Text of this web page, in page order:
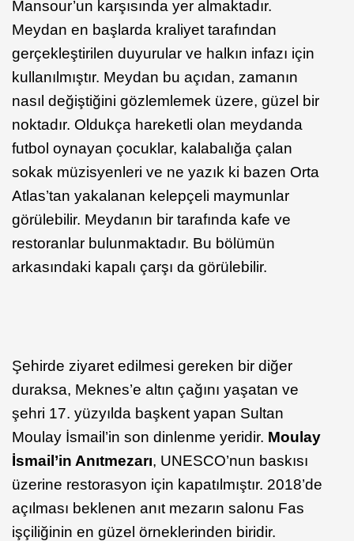
Mansour’un karşısında yer almaktadır.
Meydan en başlarda kraliyet tarafından
gerçekleştirilen duyurular ve halkın infazı için
kullanılmıştır. Meydan bu açıdan, zamanın
nasıl değiştiğini gözlemlemek üzere, güzel bir
noktadır. Oldukça hareketli olan meydanda
futbol oynayan çocuklar, kalabalığa çalan
sokak müzisyenleri ve ne yazık ki bazen Orta
Atlas’tan yakalanan kelepçeli maymunlar
görülebilir. Meydanın bir tarafında kafe ve
restoranlar bulunmaktadır. Bu bölümün
arkasındaki kapalı çarşı da görülebilir.
Şehirde ziyaret edilmesi gereken bir diğer
duraksa, Meknes’e altın çağını yaşatan ve
şehri 17. yüzyılda başkent yapan Sultan
Moulay İsmail’in son dinlenme yeridir. Moulay
İsmail’in Anıtmezarı, UNESCO’nun baskısı
üzerine restorasyon için kapatılmıştır. 2018’de
açılması beklenen anıt mezarın salonu Fas
işçiliğinin en güzel örneklerinden biridir.